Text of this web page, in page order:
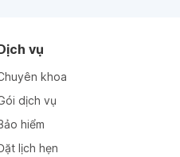
vụ
khoa
dịch vụ
hiểm
lịch hẹn